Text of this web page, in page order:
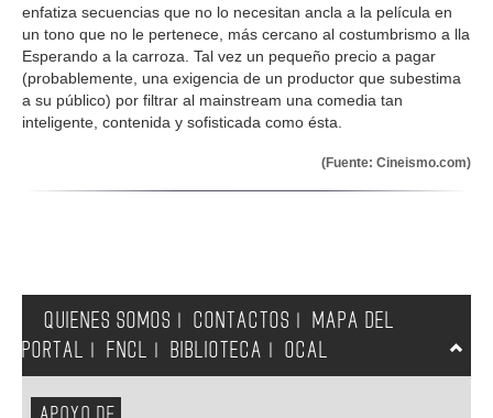
enfatiza secuencias que no lo necesitan ancla a la película en
un tono que no le pertenece, más cercano al costumbrismo a lla
Esperando a la carroza. Tal vez un pequeño precio a pagar
(probablemente, una exigencia de un productor que subestima
a su público) por filtrar al mainstream una comedia tan
inteligente, contenida y sofisticada como ésta.
(Fuente: Cineismo.com)
QUIENES SOMOS CONTACTOS
MAPA DEL
PORTAL
FNCL BIBLIOTECA OCAL